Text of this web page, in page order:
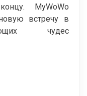
MyWoWo
встречу в
чудес